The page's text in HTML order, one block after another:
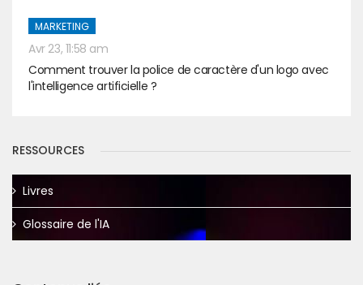
MARKETING
Avr 23, 11:58 am
Comment trouver la police de caractère d'un logo avec
l'intelligence artificielle ?
RESSOURCES
Livres
Glossaire de l'IA